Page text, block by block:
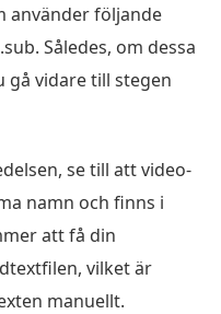
använder följande
Således, om dessa
gå vidare till stegen
se till att video-
namn och finns i
att få din
vilket är
manuellt.